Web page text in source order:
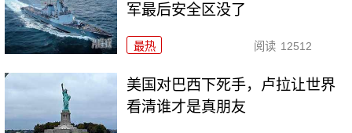
军最后安全区没了
最热 阅读 12512
美国对巴西下死手，卢拉让世界
看清谁才是真朋友